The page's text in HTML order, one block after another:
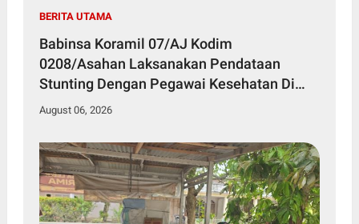
BERITA UTAMA
Babinsa Koramil 07/AJ Kodim
0208/Asahan Laksanakan Pendataan
Stunting Dengan Pegawai Kesehatan Di
Puskesmas
August 06, 2026